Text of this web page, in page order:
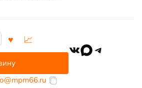
VKMAXTelegram